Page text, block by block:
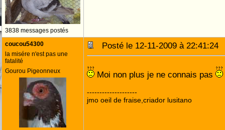
3838 messages postés
coucou54300
la misére n'est pas une
fatalité
Gourou Pigeonneux
Posté le 12-11-2009 à
Moi non plus je ne connais pas
--------------------
jmo oeil de fraise,criador lusitano